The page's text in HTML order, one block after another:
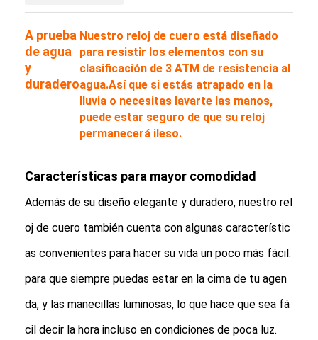
A prueba
de agua
y
duradero
Nuestro reloj de cuero está diseñado
para resistir los elementos con su
clasificación de 3 ATM de resistencia al
agua.Así que si estás atrapado en la
lluvia o necesitas lavarte las manos,
puede estar seguro de que su reloj
permanecerá ileso.
Características para mayor comodidad
Además de su diseño elegante y duradero, nuestro rel
oj de cuero también cuenta con algunas característic
as convenientes para hacer su vida un poco más fácil.
para que siempre puedas estar en la cima de tu agen
da, y las manecillas luminosas, lo que hace que sea fá
cil decir la hora incluso en condiciones de poca luz.